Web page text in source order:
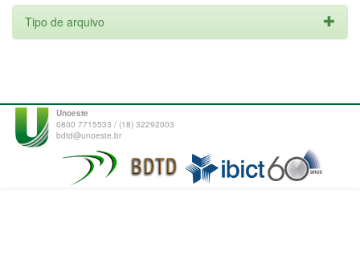
Tipo de arquivo
Unoeste
0800 7715533 / (18) 32292003
bdtd@unoeste.br